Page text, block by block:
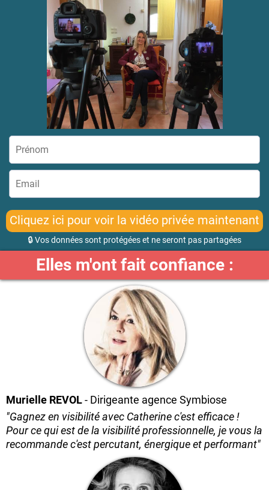
Cliquez ici pour voir la vidéo privée maintenant
🔒 Vos données sont protégées et ne seront pas partagées
Elles m'ont fait confiance :
Murielle REVOL- Dirigeante agence Symbiose
"Gagnez en visibilité avec Catherine c'est efficace !
Pour ce qui est de la visibilité professionnelle, je vous la
recommande c'est percutant, énergique et performant"